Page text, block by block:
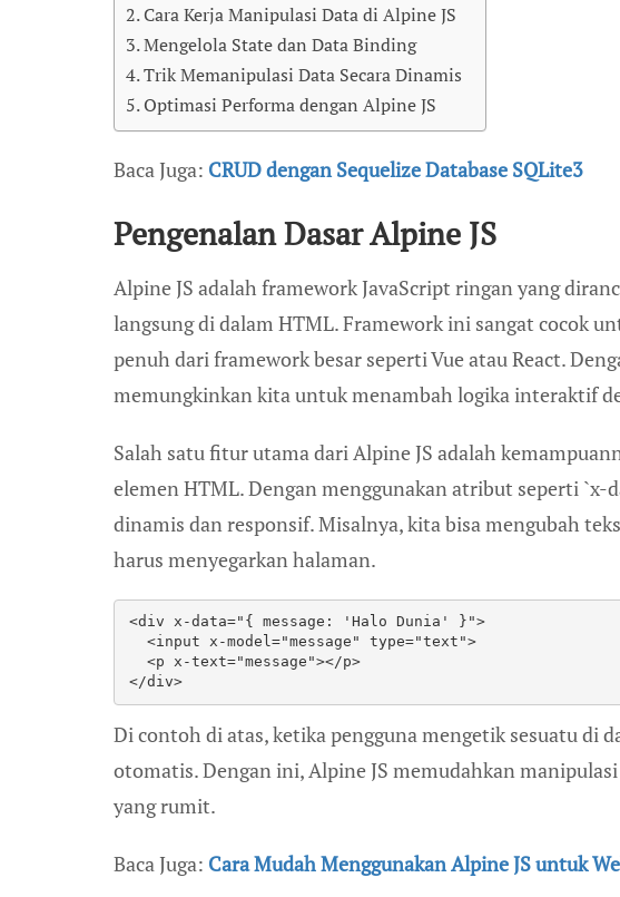
Cara Kerja Manipulasi Data di Alpine JS
Mengelola State dan Data Binding
Trik Memanipulasi Data Secara Dinamis
Optimasi Performa dengan Alpine JS
Baca Juga: CRUD dengan Sequelize Database SQLite3
Pengenalan Dasar Alpine JS
Alpine JS adalah framework JavaScript ringan yang
langsung di dalam HTML. Framework ini sangat cocok
penuh dari framework besar seperti Vue atau React.
memungkinkan kita untuk menambah logika interaktif
Salah satu fitur utama dari Alpine JS adalah
elemen HTML. Dengan menggunakan atribut seperti
dinamis dan responsif. Misalnya, kita bisa mengubah
harus menyegarkan halaman.
<div x-data="{ message: 'Halo Dunia' }">
  <input x-model="message" type="text">
  <p x-text="message"></p>
</div>
Di contoh di atas, ketika pengguna mengetik sesuatu di
otomatis. Dengan ini, Alpine JS memudahkan
yang rumit.
Baca Juga: Cara Mudah Menggunakan Alpine JS untuk